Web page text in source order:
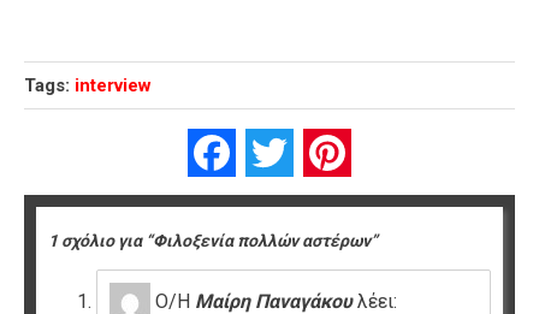
Tags: interview
FacebookTwitter
1 σχόλιο για “Φιλοξενία πολλών αστέρων”
Ο/Η Μαίρη Παναγάκου λέει: